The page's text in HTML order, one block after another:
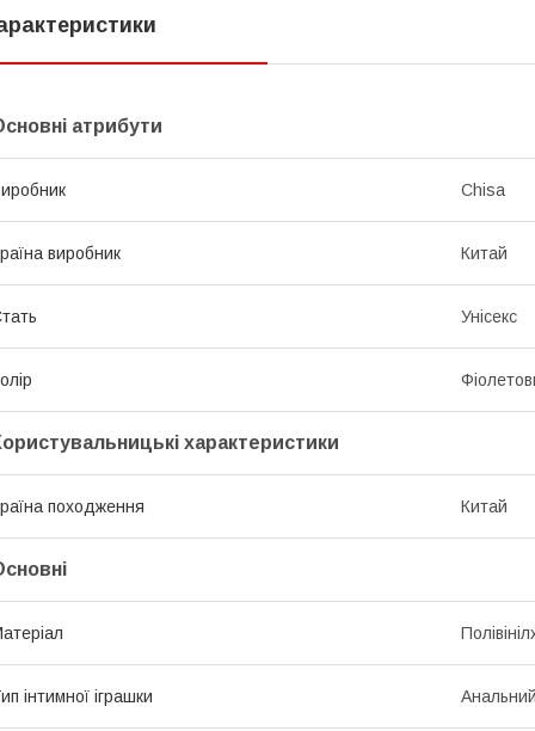
атрибути
Chisa
виробник Китай
Унісекс
характеристики
походження Китай
інтимної іграшки